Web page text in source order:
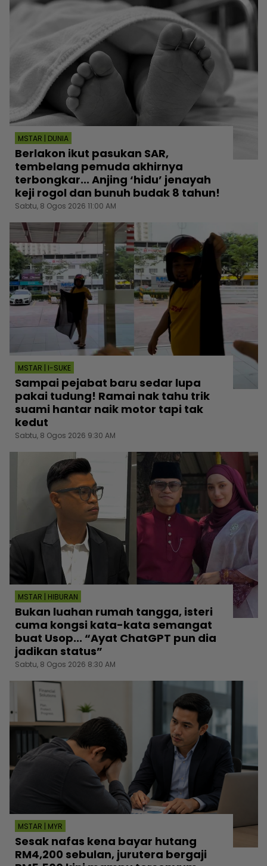
MSTAR | DUNIA
Berlakon ikut pasukan SAR,
tembelang pemuda akhirnya
terbongkar... Anjing ‘hidu’ jenayah
keji rogol dan bunuh budak 8 tahun!
Sabtu, 8 Ogos 2026 11:00 AM
MSTAR | I-SUKE
Sampai pejabat baru sedar lupa
pakai tudung! Ramai nak tahu trik
suami hantar naik motor tapi tak
kedut
Sabtu, 8 Ogos 2026 9:30 AM
MSTAR | HIBURAN
Bukan luahan rumah tangga, isteri
cuma kongsi kata-kata semangat
buat Usop... “Ayat ChatGPT pun dia
jadikan status”
Sabtu, 8 Ogos 2026 8:30 AM
MSTAR | MYR
Sesak nafas kena bayar hutang
RM4,200 sebulan, jurutera bergaji